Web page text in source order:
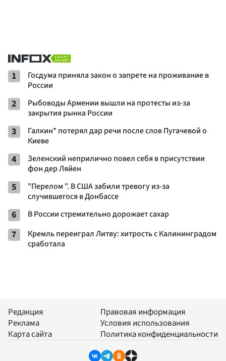
1
Госдума приняла закон о запрете на проживание в
России
2
Рыбоводы Армении вышли на протесты из-за
закрытия рынка России
3
Галкин* потерял дар речи после слов Пугачевой о
Киеве
4
Зеленский неприлично повел cебя в присутствии
фон дер Ляйен
5
"Перелом ". В США забили тревогу из-за
случившегося в Донбассе
6 В России стремительно дорожает сахар
7
Кремль переиграл Литву: хитрость с Калининградом
сработала
Редакция
Реклама
Карта сайта
Правовая информация
Условия использования
Политика конфиденциальности